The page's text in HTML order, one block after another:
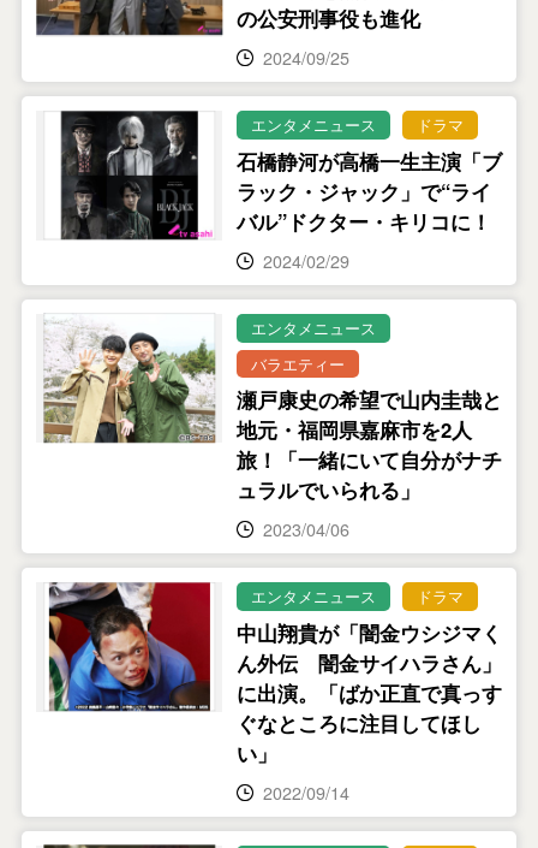
の公安刑事役も進化
2024/09/25
エンタメニュース ドラマ
石橋静河が高橋一生主演「ブ
ラック・ジャック」で“ライ
バル”ドクター・キリコに！
2024/02/29
エンタメニュース
バラエティー
瀬戸康史の希望で山内圭哉と
地元・福岡県嘉麻市を2人
旅！「一緒にいて自分がナチ
ュラルでいられる」
2023/04/06
エンタメニュース ドラマ
中山翔貴が「闇金ウシジマく
ん外伝 闇金サイハラさん」
に出演。「ばか正直で真っす
ぐなところに注目してほし
い」
2022/09/14